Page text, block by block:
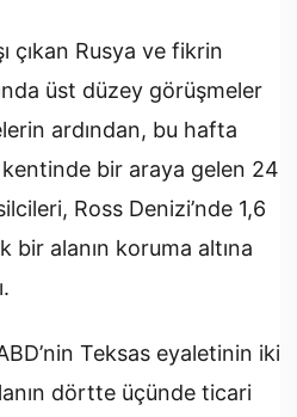
çıkan Rusya ve fikrin
üst düzey görüşmeler
ardından, bu hafta
kentinde bir araya gelen 24
Ross Denizi’nde 1,6
alanın koruma altına
Teksas eyaletinin iki
dörtte üçünde ticari